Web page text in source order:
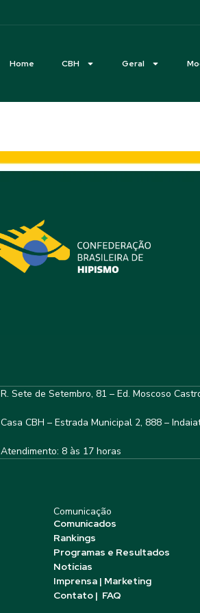
Home CBH Geral
R. Sete de Setembro, 81 – Ed. Moscoso
Casa CBH – Estrada Municipal 2, 888 –
Atendimento: 8 às 17 horas
Comunicação
Comunicados
Rankings
Programas e Resultados
Notícias
Imprensa | Marketing
Contato | FAQ